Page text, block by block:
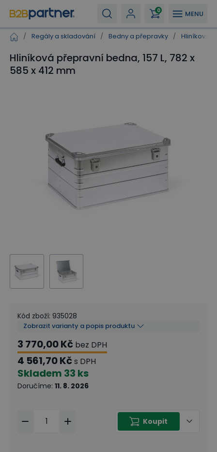
MENU
0
/ Regály a skladování / Bedny a přepravky / Hliníkové
Hliníková přepravní bedna, 157 L, 782 x
585 x 412 mm
Kód zboží: 935028
Zobrazit varianty a popis produktu
3 770,00 Kč bez DPH
4 561,70 Kčs DPH
Skladem 33 ks
Doručíme: 11. 8. 2026
Koupit